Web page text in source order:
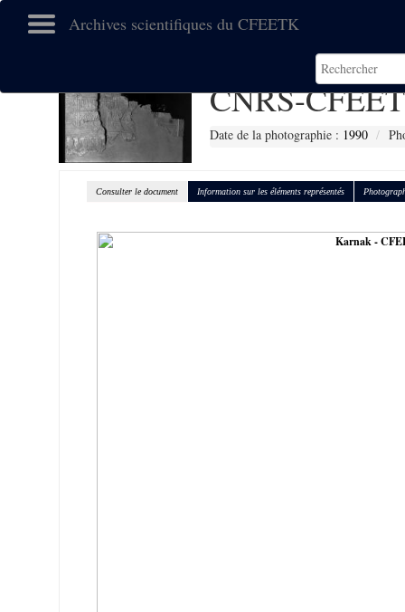
Archives scientifiques du CFEETK
CNRS-
Date de la photographie : 1990
Consulter le document Information sur les éléments représentés